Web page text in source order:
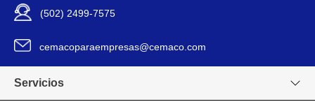
(502) 2499-7575
cemacoparaempresas@cemaco.com
Servicios